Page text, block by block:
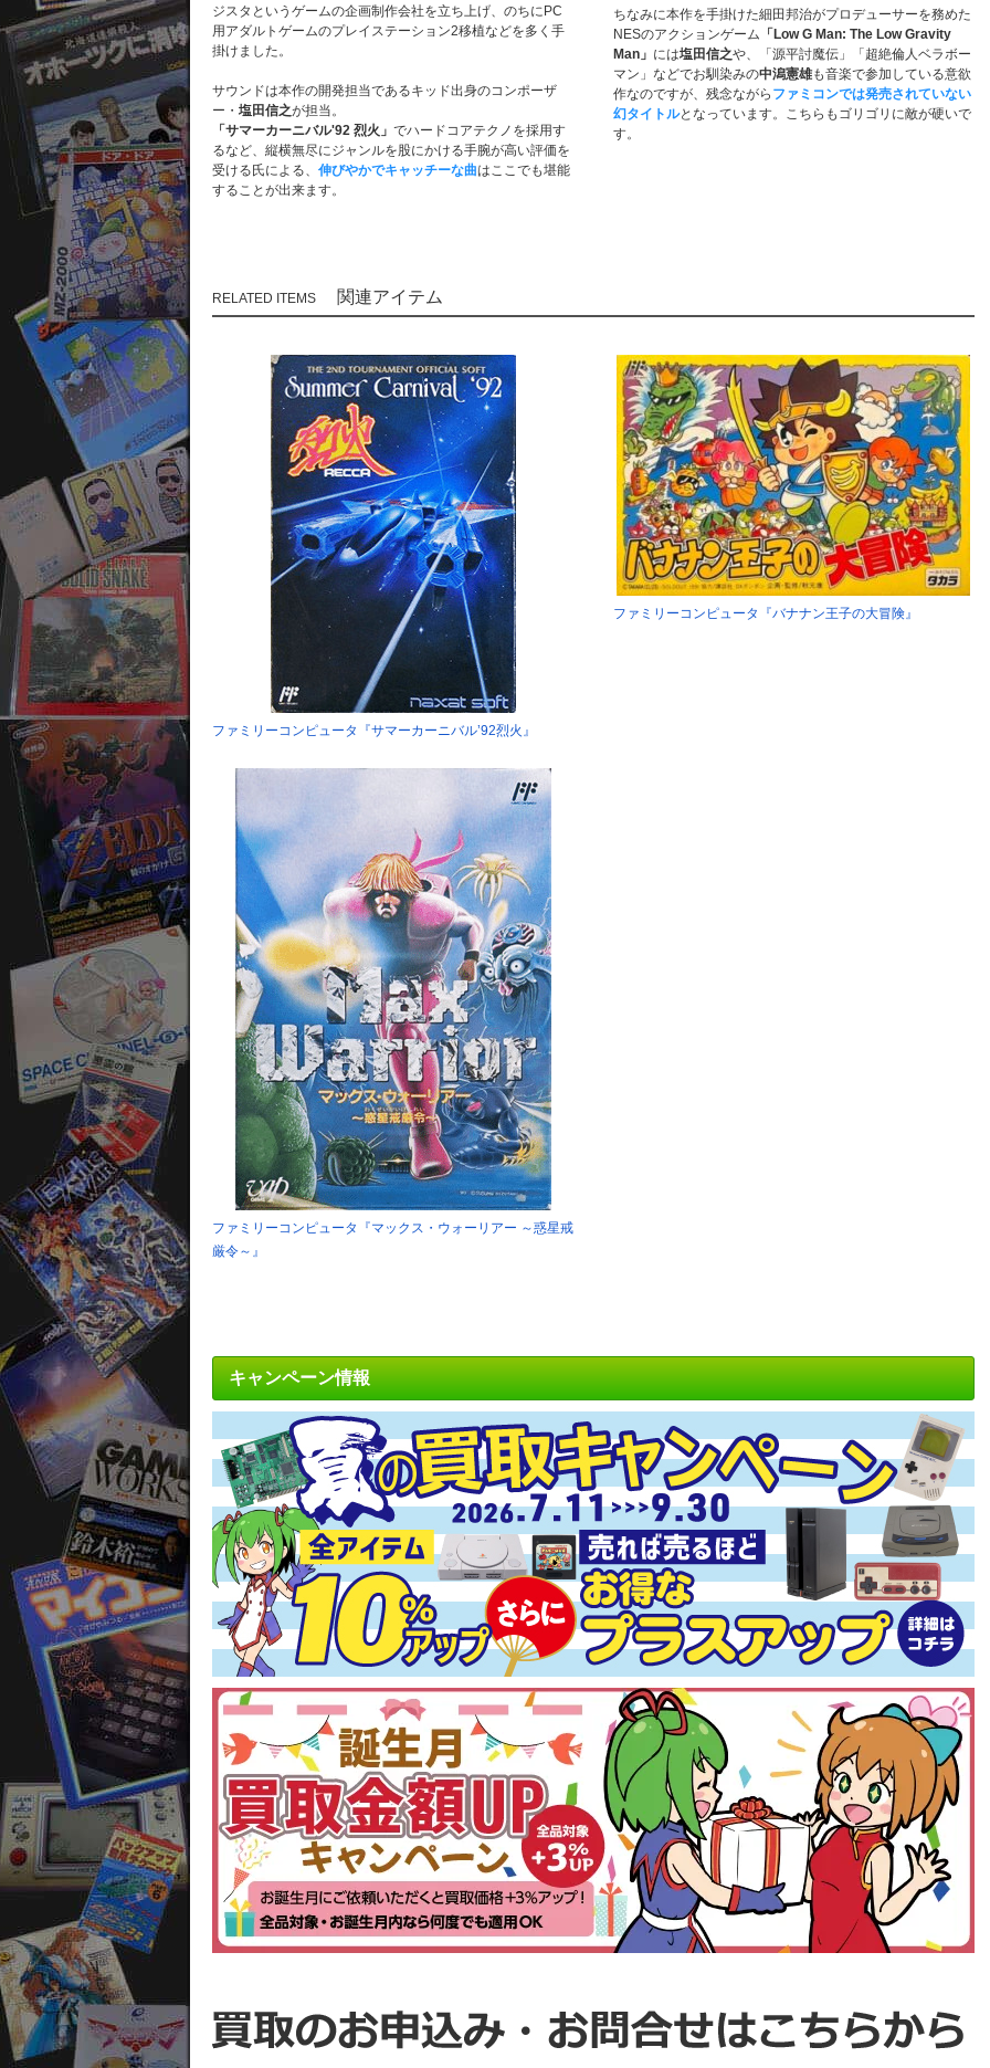
ジスタというゲームの企画制作会社を立ち上げ、のちにPC
用アダルトゲームのプレイステーション2移植などを多く手
掛けました。
サウンドは本作の開発担当であるキッド出身のコンポーザ
ー・ 塩田信之が担当。
「サマーカーニバル'92 烈火」 でハードコアテクノを採用す
るなど、縦横無尽にジャンルを股にかける手腕が高い評価を
受ける氏による、 伸びやかでキャッチーな曲はここでも堪能
することが出来ます。
ちなみに本作を手掛けた細田邦治がプロデューサーを務めた
NESのアクションゲーム 「Low G Man: The Low Gravity
Man」 には塩田信之や、「源平討魔伝」「超絶倫人ベラボー
マン」などでお馴染みの中潟憲雄も音楽で参加している意欲
作なのですが、残念ながら ファミコンでは発売されていない
幻タイトルとなっています。こちらもゴリゴリに敵が硬いで
す。
関連アイテム
ファミリーコンピュータ『サマーカーニバル’92烈火』
ファミリーコンピュータ『バナナン王子の大冒険』
ファミリーコンピュータ『マックス・ウォーリアー ～惑星戒
厳令～』
キャンペーン情報